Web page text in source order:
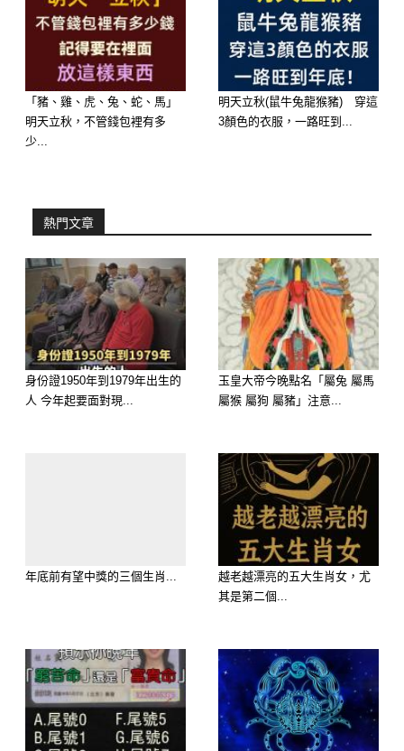
歡迎來下水道觀看更多都市傳說👉
https://lihi3.cc/c5H8h
「豬、雞、虎、兔、蛇、馬」
明天立秋，不管錢包裡有多
少...
明天立秋(鼠牛兔龍猴豬) 穿這
3顏色的衣服，一路旺到...
熱門文章
身份證1950年到1979年出生的
人 今年起要面對現...
玉皇大帝今晚點名「屬兔 屬馬
屬猴 屬狗 屬豬」注意...
年底前有望中獎的三個生肖...
越老越漂亮的五大生肖女，尤
其是第二個...